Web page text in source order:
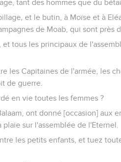
tant des hommes que du
et le butin, à Moïse et à
de Moab, qui sont près
tous les principaux de
les Capitaines de l'armée, les
de guerre.
en vie toutes les femmes ?
ont donné [occasion] aux
sur l'assemblée de l'Eternel.
les petits enfants, et tuez